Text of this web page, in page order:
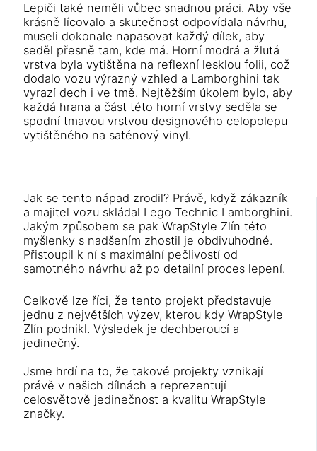
Lepiči také neměli vůbec snadnou práci. Aby vše
krásně lícovalo a skutečnost odpovídala návrhu,
museli dokonale napasovat každý dílek, aby
seděl přesně tam, kde má. Horní modrá a žlutá
vrstva byla vytištěna na reflexní lesklou folii, což
dodalo vozu výrazný vzhled a Lamborghini tak
vyrazí dech i ve tmě. Nejtěžším úkolem bylo, aby
každá hrana a část této horní vrstvy seděla se
spodní tmavou vrstvou designového celopolepu
vytištěného na saténový vinyl.
Jak se tento nápad zrodil? Právě, když zákazník
a majitel vozu skládal Lego Technic Lamborghini.
Jakým způsobem se pak WrapStyle Zlín této
myšlenky s nadšením zhostil je obdivuhodné.
Přistoupil k ní s maximální pečlivostí od
samotného návrhu až po detailní proces lepení.
Celkově lze říci, že tento projekt představuje
jednu z největších výzev, kterou kdy WrapStyle
Zlín podnikl. Výsledek je dechberoucí a
jedinečný.
Jsme hrdí na to, že takové projekty vznikají
právě v našich dílnách a reprezentují
celosvětově jedinečnost a kvalitu WrapStyle
značky.